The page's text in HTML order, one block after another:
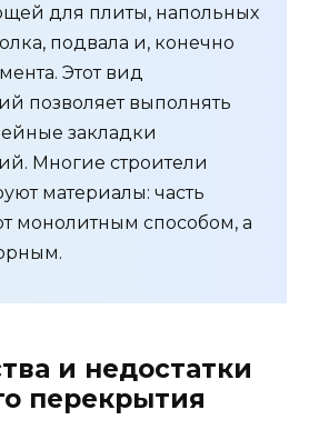
для плиты, напольных
подвала и, конечно
Этот вид
позволяет выполнять
закладки
Многие строители
материалы: часть
монолитным способом, а
и недостатки
перекрытия